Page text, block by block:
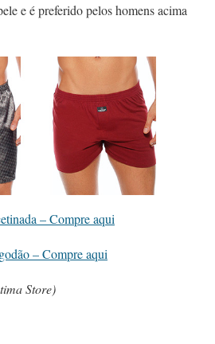
e é preferido pelos homens acima
– Compre aqui
– Compre aqui
Store)